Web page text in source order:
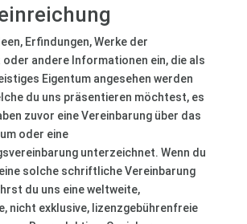
Erfindungen, Werke der
andere Informationen ein, die als
Eigentum angesehen werden
du uns präsentieren möchtest, es
zuvor eine Vereinbarung über das
oder eine
unterzeichnet. Wenn du
solche schriftliche Vereinbarung
du uns eine weltweite,
nicht exklusive, lizenzgebührenfreie